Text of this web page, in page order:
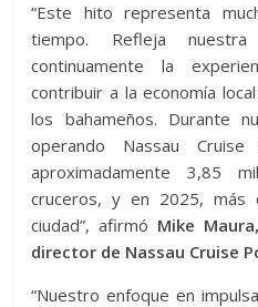
“Este hito representa
tiempo. Refleja
continuamente la
contribuir a la economía
los bahameños. Durante
operando Nassau
aproximadamente 3,85
cruceros, y en 2025, más
ciudad”, afirmó Mike
director de Nassau Cruise
“Nuestro enfoque en